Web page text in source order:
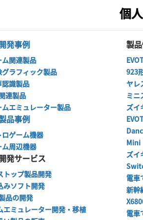
発事例
ム関連製品
グラフィック製品
認識製品
連製品
ムエミュレーター製品
品事例
ロゲーム機器
ム周辺機器
発サービス
トップ製品開発
みソフト開発
品の開発
エミュレーター開発・移植
個
製
923
ヤレ
ミニ
ズイ
Mini
ズ
電車
新幹
電車